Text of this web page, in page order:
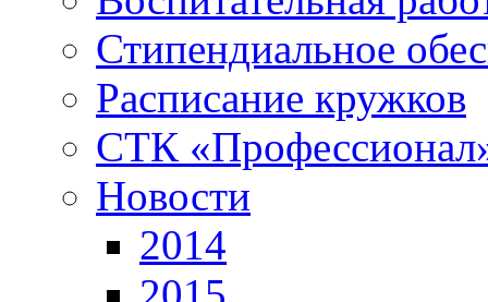
Стипендиальное
Расписание кружков
СТК
Новости
2014